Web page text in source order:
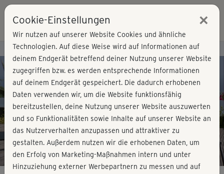
Play
Video
Kursvorschau - Jetzt mitmachen!
Cookie-Einstellungen ×
Wir nutzen auf unserer Website Cookies und ähnliche
Technologien. Auf diese Weise wird auf Informationen auf
deinem Endgerät betreffend deiner Nutzung unserer Website
zugegriffen bzw. es werden entsprechende Informationen
auf deinem Endgerät gespeichert. Die dadurch erhobenen
Daten verwenden wir, um die Website funktionsfähig
bereitzustellen, deine Nutzung unserer Website auszuwerten
und so Funktionalitäten sowie Inhalte auf unserer Website an
das Nutzerverhalten anzupassen und attraktiver zu
gestalten. Außerdem nutzen wir die erhobenen Daten, um
den Erfolg von Marketing-Maßnahmen intern und unter
Hinzuziehung externer Werbepartnern zu messen und auf